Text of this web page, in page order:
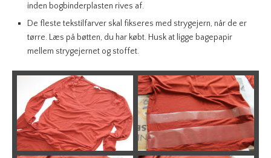
inden bogbinderplasten rives af.
De fleste tekstilfarver skal fikseres med strygejern, når de er
tørre. Læs på bøtten, du har købt. Husk at ligge bagepapir
mellem strygejernet og stoffet.